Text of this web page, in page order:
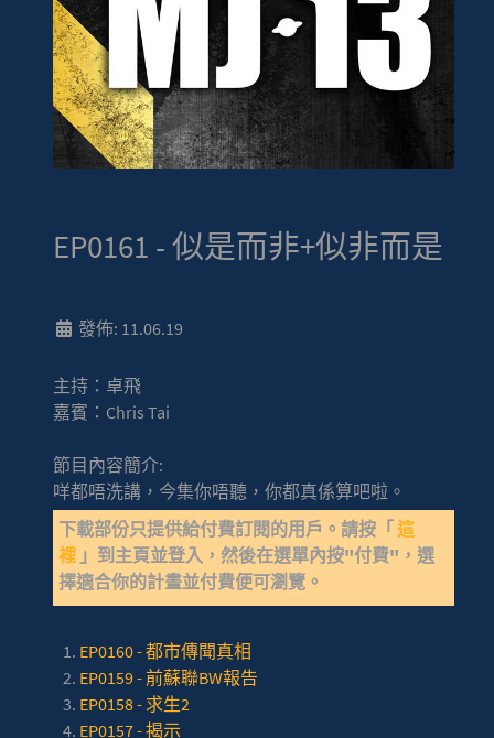
EP0161 - 似是而非+似非而是
發佈: 11.06.19
主持：卓飛
嘉賓：Chris Tai
節目內容簡介:
咩都唔洗講，今集你唔聽，你都真係算吧啦。
下載部份只提供給付費訂閱的用戶。請按「這
裡 」到主頁並登入，然後在選單內按"付費"，選
擇適合你的計畫並付費便可瀏覽。
EP0160 - 都市傳聞真相
EP0159 - 前蘇聯BW報告
EP0158 - 求生2
EP0157 - 揭示